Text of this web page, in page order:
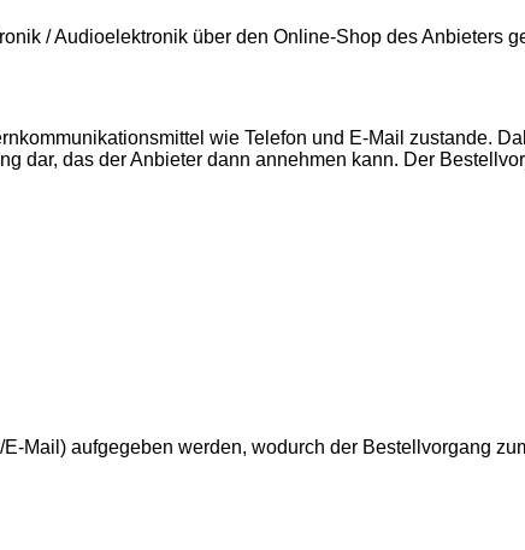
/ Audioelektronik über den Online-Shop des Anbieters
wie Telefon und E-Mail zustande.
dar, das der Anbieter dann annehmen kann. Der
Mail) aufgegeben werden, wodurch der Bestellvorgang